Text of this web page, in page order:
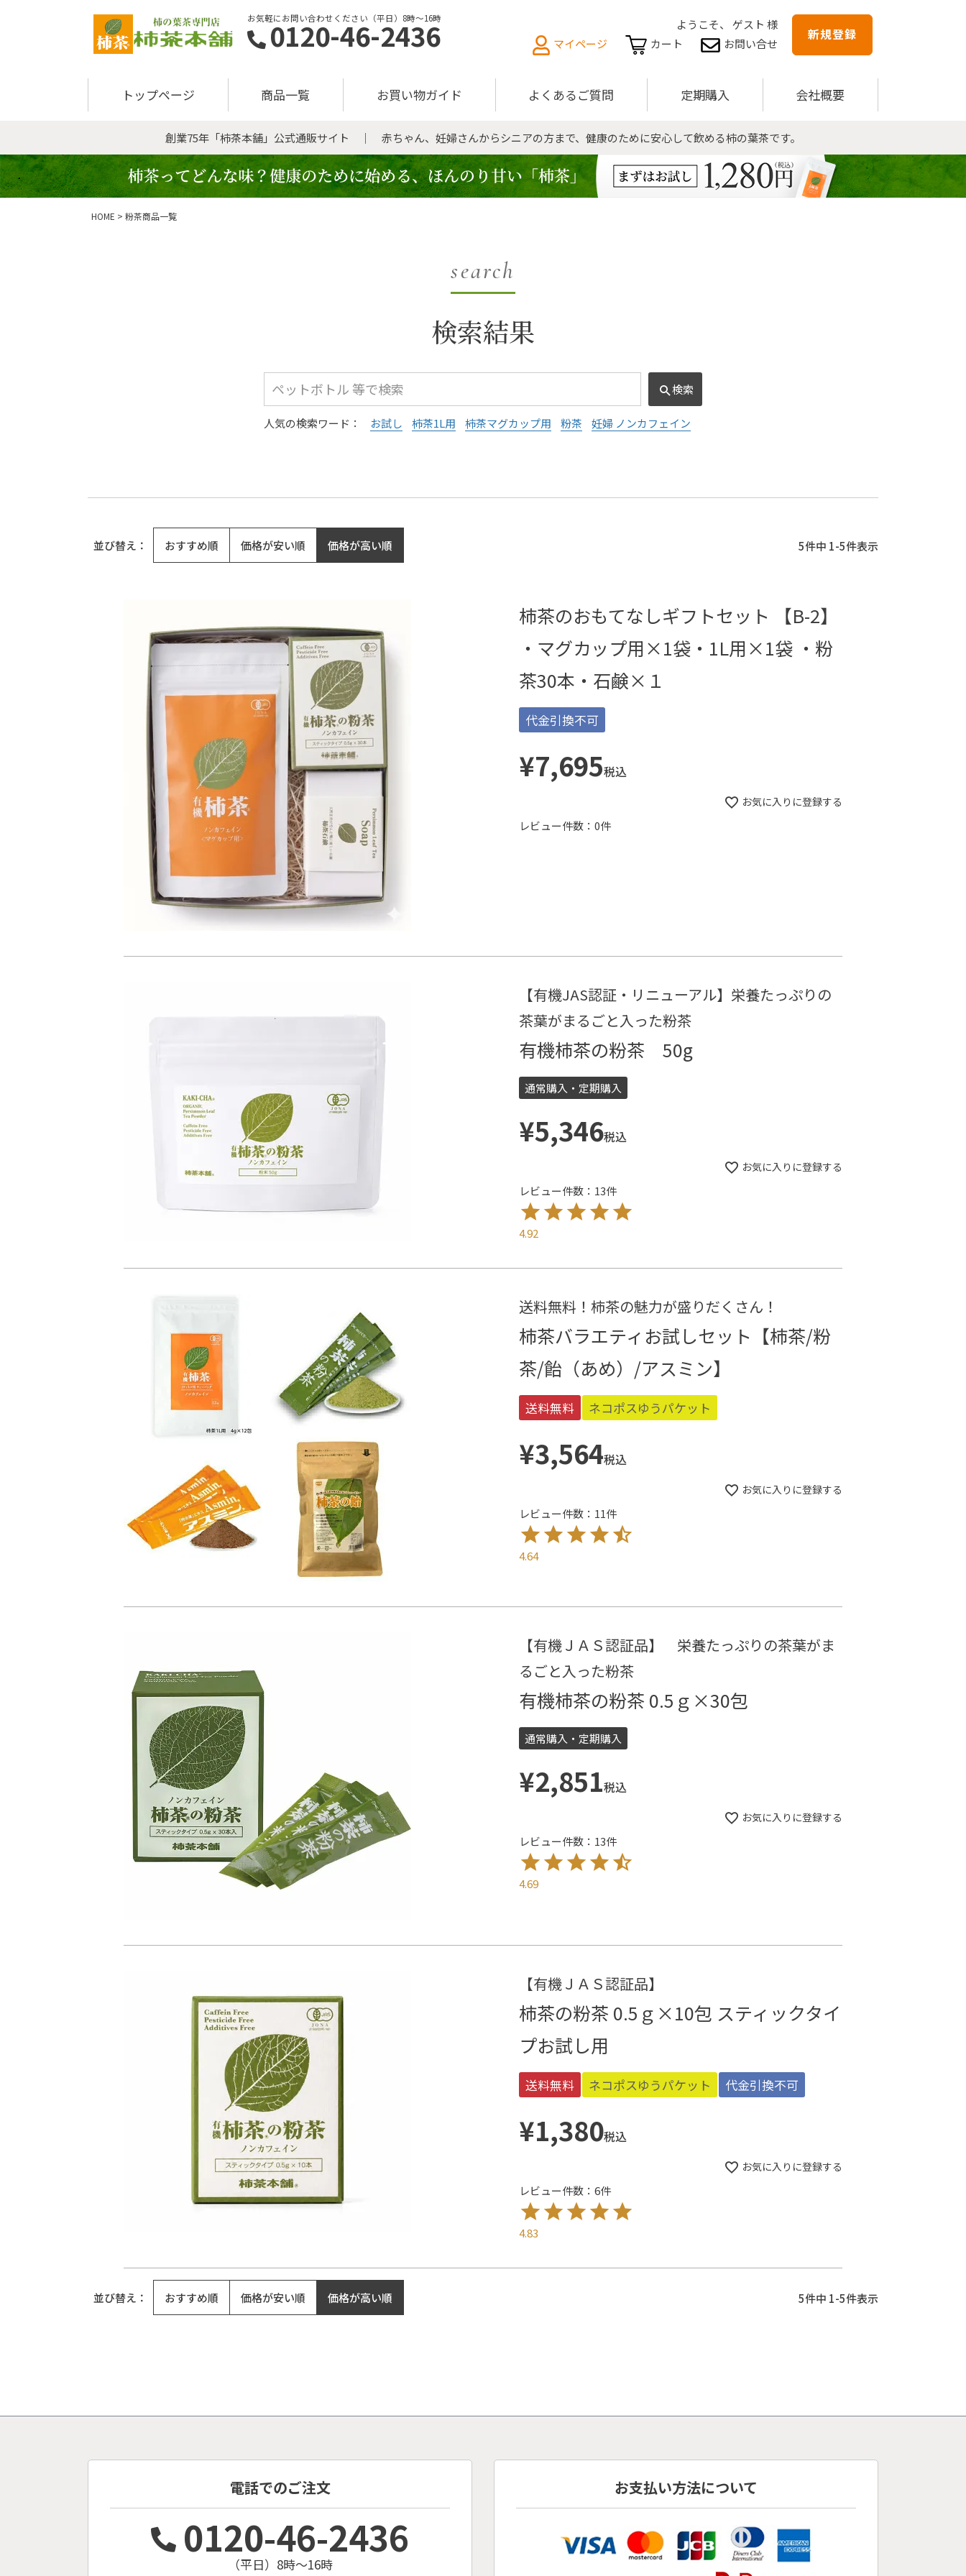
お気軽にお問い合わせください（平日）8時〜16時
0120-46-2436
ようこそ、 ゲスト 様
マイページ
カート お問い合せ
新規登録
トップページ 商品一覧 お買い物ガイド よくあるご質問 定期購入 会社概要
創業75年「柿茶本舗」公式通販サイト ｜ 赤ちゃん、妊婦さんからシニアの方まで、健康のために安心して飲める柿の葉茶です。
HOME 粉茶商品一覧
search
検索結果
検索
人気の検索ワード： お試し 柿茶1L用 柿茶マグカップ用 粉茶 妊婦 ノンカフェイン
並び替え おすすめ順 価格が安い順 価格が高い順 5件中 1-5件表示
柿茶のおもてなしギフトセット 【B-2】
・マグカップ用×1袋・1L用×1袋 ・粉
茶30本・石鹸×１
代金引換不可
¥7,695税込
お気に入りに登録する
レビュー件数：0件
【有機JAS認証・リニューアル】栄養たっぷりの
茶葉がまるごと入った粉茶
有機柿茶の粉茶 50g
通常購入・定期購入
¥5,346税込
お気に入りに登録する
レビュー件数：13件
4.92
送料無料！柿茶の魅力が盛りだくさん！
柿茶バラエティお試しセット【柿茶/粉
茶/飴（あめ）/アスミン】
送料無料 ネコポスゆうパケット
¥3,564税込
お気に入りに登録する
レビュー件数：11件
4.64
【有機ＪＡＳ認証品】 栄養たっぷりの茶葉がま
るごと入った粉茶
有機柿茶の粉茶 0.5ｇ×30包
通常購入・定期購入
¥2,851税込
お気に入りに登録する
レビュー件数：13件
4.69
【有機ＪＡＳ認証品】
柿茶の粉茶 0.5ｇ×10包 スティックタイ
プお試し用
送料無料 ネコポスゆうパケット 代金引換不可
¥1,380税込
お気に入りに登録する
レビュー件数：6件
4.83
並び替え おすすめ順 価格が安い順 価格が高い順 5件中 1-5件表示
電話でのご注文
0120-46-2436
（平日）8時〜16時
お支払い方法について